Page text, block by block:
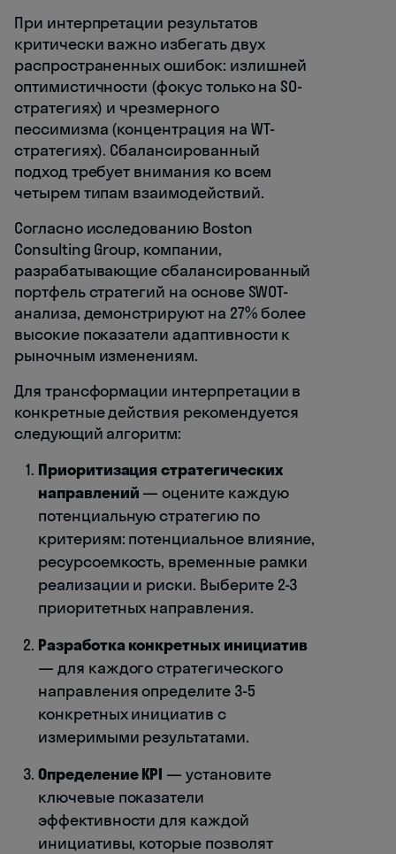
При интерпретации результатов
критически важно избегать двух
распространенных ошибок: излишней
оптимистичности (фокус только на SO-
стратегиях) и чрезмерного
пессимизма (концентрация на WT-
стратегиях). Сбалансированный
подход требует внимания ко всем
четырем типам взаимодействий.
Согласно исследованию Boston
Consulting Group, компании,
разрабатывающие сбалансированный
портфель стратегий на основе SWOT-
анализа, демонстрируют на 27% более
высокие показатели адаптивности к
рыночным изменениям.
Для трансформации интерпретации в
конкретные действия рекомендуется
следующий алгоритм:
Приоритизация стратегических
направлений — оцените каждую
потенциальную стратегию по
критериям: потенциальное влияние,
ресурсоемкость, временные рамки
реализации и риски. Выберите 2-3
приоритетных направления.
Разработка конкретных инициатив
— для каждого стратегического
направления определите 3-5
конкретных инициатив с
измеримыми результатами.
Определение KPI — установите
ключевые показатели
эффективности для каждой
инициативы, которые позволят